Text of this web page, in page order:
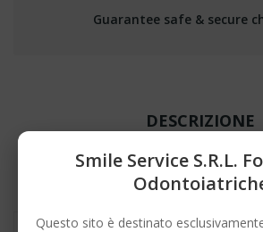
Guarantee safe & secure
DESCRIZIONE
DETTAGLI DEL
Smile Service S.r.l.
Questo sito è destinato